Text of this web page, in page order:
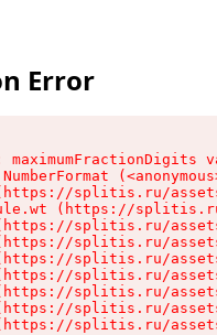
Error
splitis.ru/
(https://
splitis.ru/
splitis.ru/
splitis.ru/
splitis.ru/
splitis.ru/
splitis.ru/
splitis.ru/